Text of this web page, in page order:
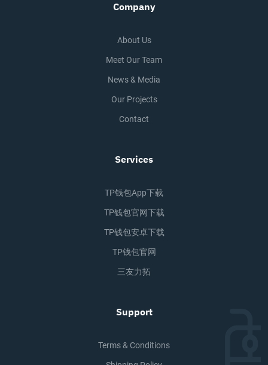
Company
About Us
Meet Our Team
News & Media
Our Projects
Contact
Services
TP钱包app下载
TP钱包官网下载
TP钱包安卓下载
TP钱包官网
三友力拓
Support
Terms & Conditions